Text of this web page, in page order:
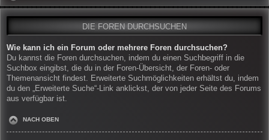
DIE FOREN DURCHSUCHEN
Wie kann ich ein Forum oder mehrere Foren durchsuchen?
Du kannst die Foren durchsuchen, indem du einen Suchbegriff in die
Suchbox eingibst, die du in der Foren-Übersicht, der Foren- oder
Themenansicht findest. Erweiterte Suchmöglichkeiten erhältst du, indem
du den „Erweiterte Suche“-Link anklickst, der von jeder Seite des Forums
aus verfügbar ist.
NACH OBEN